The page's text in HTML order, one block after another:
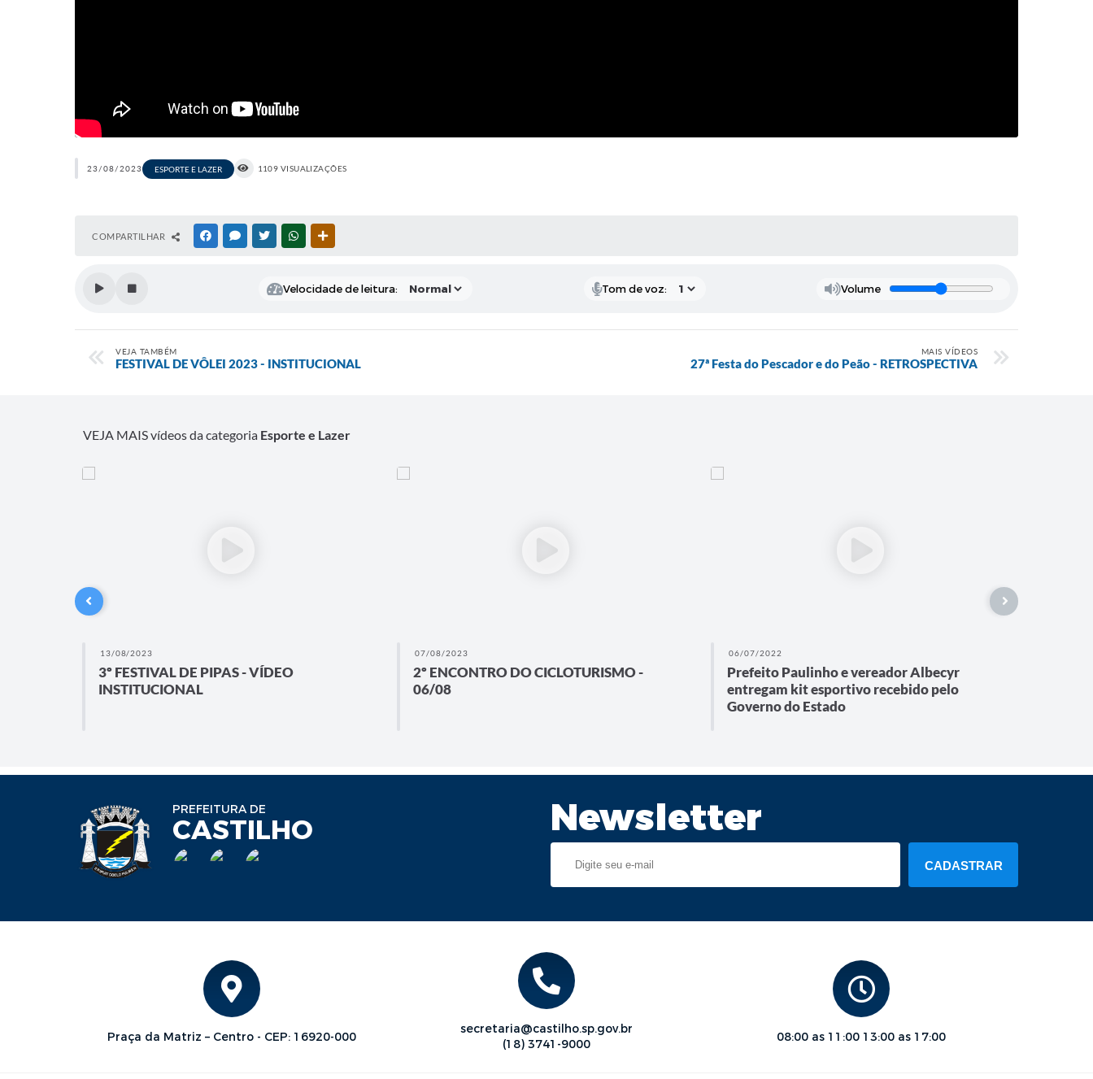
23/08/2023 ESPORTE E LAZER 1109 VISUALIZAÇÕES
COMPARTILHAR FACEBOOKMESSENGER
TWITTERWHATSAPP
Velocidade de leitura: Tom de voz: Volume
VEJA TAMBÉM
FESTIVAL DE VÔLEI 2023 - INSTITUCIONAL
MAIS VÍDEOS
27ª Festa do Pescador e do Peão - RETROSPECTIVA
VEJA MAIS vídeos da categoria Esporte e Lazer
13/08/2023
3º FESTIVAL DE PIPAS - VÍDEO
INSTITUCIONAL
07/08/2023
2º ENCONTRO DO CICLOTURISMO -
06/08
06/07/2022
Prefeito Paulinho e vereador Albecyr
entregam kit esportivo recebido pelo
Governo do Estado
PREFEITURA DE
CASTILHO Newsletter
CADASTRAR
Praça da Matriz – Centro - CEP: 16920-000
secretaria@castilho.sp.gov.br
(18) 3741-9000
08:00 as 11:00 13:00 as 17:00